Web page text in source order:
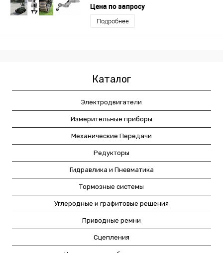
Цена по запросу
Подробнее
Каталог
Электродвигатели
Измерительные приборы
Механические Передачи
Редукторы
Гидравлика и Пневматика
Тормозные системы
Углеродные и графитовые решения
Приводные ремни
Сцепления